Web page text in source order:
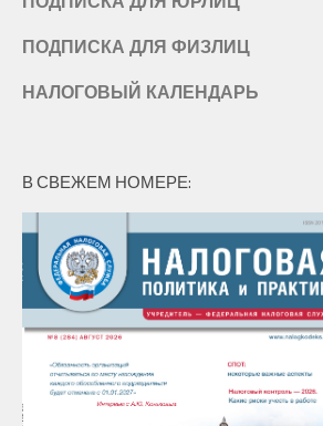
ПОДПИСКА ДЛЯ ФИЗЛИЦ
НАЛОГОВЫЙ КАЛЕНДАРЬ
В СВЕЖЕМ НОМЕРЕ: